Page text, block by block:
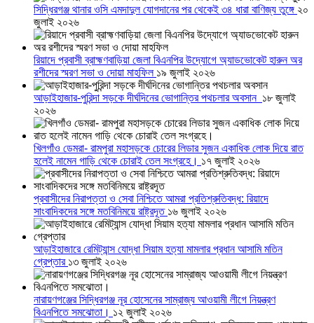
সিদ্ধিরগঞ্জ থানার ওসি এমদাদুল যোগদানের পর থেকেই ৩৪ ধারা বাণিজ্য তুঙ্গে ২০
জুলাই ২০২৬
রিয়াদে প্রবাসী ব্রাহ্মণবাড়িয়া জেলা বিএনপির উদ্যোগে অ্যাডভোকেট হারুন অর
রশীদের স্মরণ সভা ও দোয়া মাহফিল ১৯ জুলাই ২০২৬
আড়াইহাজার-পুরিন্দা সড়কে দীর্ঘদিনের ভোগান্তির পথচলার অবসান ১৮ জুলাই
২০২৬
খিলগাঁও ডেমরা- রামপুরা মহাসড়কে চোরের লিডার সুজন একাধিক লোক দিয়ে রাত
হলেই নামেন গাড়ি থেকে চোরাই তেল সংগ্রহে। ১৭ জুলাই ২০২৬
প্রবাসীদের নিরাপত্তা ও সেবা নিশ্চিতে আমরা প্রতিশ্রুতিবদ্ধ: রিয়াদে
সাংবাদিকদের সঙ্গে মতবিনিময়ে রাষ্ট্রদূত ১৬ জুলাই ২০২৬
আড়াইহাজারে রেমিট্যান্স যোদ্ধা সিয়াম হত্যা মামলার প্রধান আসামি মতিন
গ্রেপ্তার ১৩ জুলাই ২০২৬
নারায়ণগঞ্জের সিদ্ধিরগঞ্জ নূর হোসেনের সাম্রাজ্য আওয়ামী লীগে নিয়ন্ত্রণ
বিএনপিতে সমঝোতা। ১২ জুলাই ২০২৬